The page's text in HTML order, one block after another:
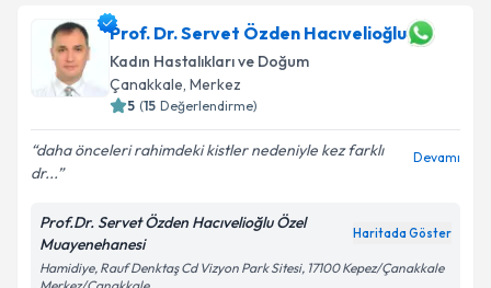
Prof. Dr. Servet Özden Hacıvelioğlu
Kadın Hastalıkları ve Doğum
Çanakkale, Merkez
5 (15 Değerlendirme)
daha önceleri rahimdeki kistler nedeniyle kez farklı
dr...
Devamı
Prof.Dr. Servet Özden Hacıvelioğlu Özel
Muayenehanesi
Haritada Göster
Hamidiye, Rauf Denktaş Cd Vizyon Park Sitesi, 17100 Kepez/Çanakkale